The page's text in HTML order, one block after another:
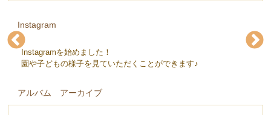
Instagram
下条保育園(@gejohoikuen)
下条保育園(@gejohoikuen)
下条保育園(@gejohoikuen)
下条保育園(@gejohoikuen)
下条保育園(@gejohoikuen)
下条保育園(@gejohoikuen)
Instagramを始めました！
園や子どもの様子を見ていただくことができます♪
アルバム アーカイブ